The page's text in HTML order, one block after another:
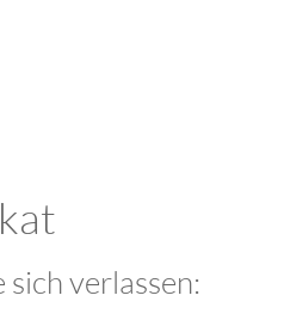
verlassen: